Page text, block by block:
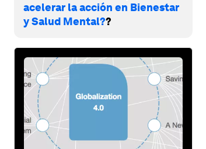
acelerar la acción en Bienestar
y Salud Mental??